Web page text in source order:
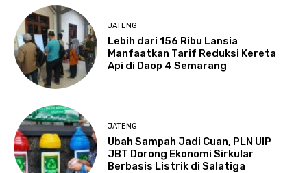
JATENG
Lebih dari 156 Ribu Lansia
Manfaatkan Tarif Reduksi Kereta
Api di Daop 4 Semarang
JATENG
Ubah Sampah Jadi Cuan, PLN UIP
JBT Dorong Ekonomi Sirkular
Berbasis Listrik di Salatiga